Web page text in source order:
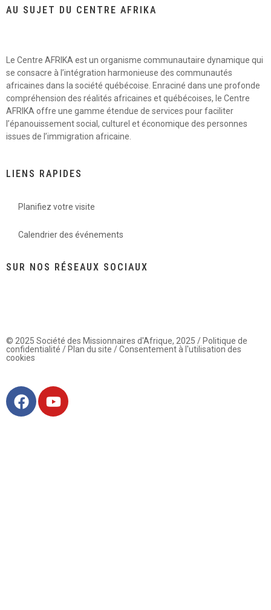
AU SUJET DU CENTRE AFRIKA
Le Centre AFRIKA est un organisme communautaire dynamique qui
se consacre à l’intégration harmonieuse des communautés
africaines dans la société québécoise. Enraciné dans une profonde
compréhension des réalités africaines et québécoises, le Centre
AFRIKA offre une gamme étendue de services pour faciliter
l’épanouissement social, culturel et économique des personnes
issues de l’immigration africaine.
LIENS RAPIDES
Planifiez votre visite
Calendrier des événements
SUR NOS RÉSEAUX SOCIAUX
© 2025 Société des Missionnaires d'Afrique, 2025 / Politique de
confidentialité / Plan du site / Consentement à l'utilisation des
cookies